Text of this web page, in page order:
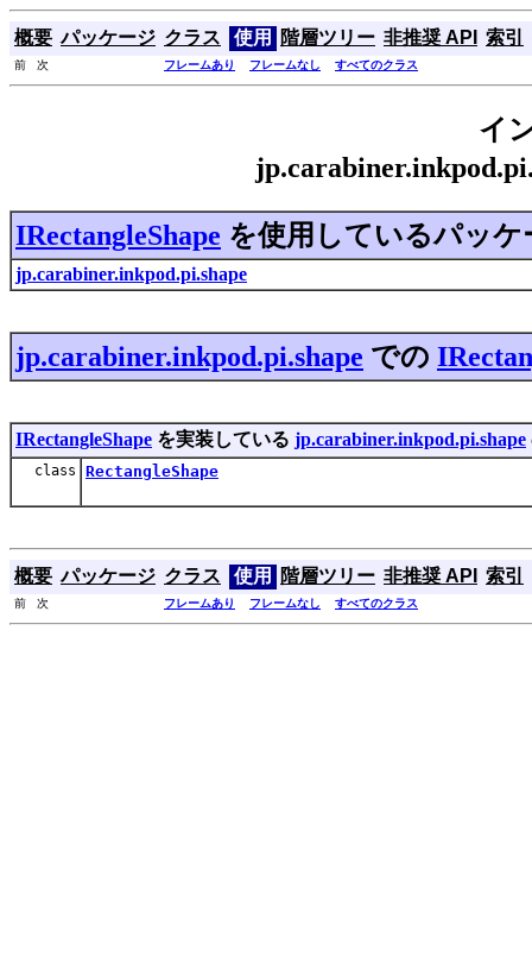
概要 パッケージ クラス 使用 階層ツリー 非推奨 API 索引
前 次 フレームあり フレームなし すべてのクラス
イ
IRectangleShape を使用しているパッケ
jp.carabiner.inkpod.pi.shape
jp.carabiner.inkpod.pi.shape での
IRectangleShape を実装している jp.carabiner.inkpod.pi.shape
class RectangleShape
概要 パッケージ クラス 使用 階層ツリー 非推奨 API 索引
前 次 フレームあり フレームなし すべてのクラス